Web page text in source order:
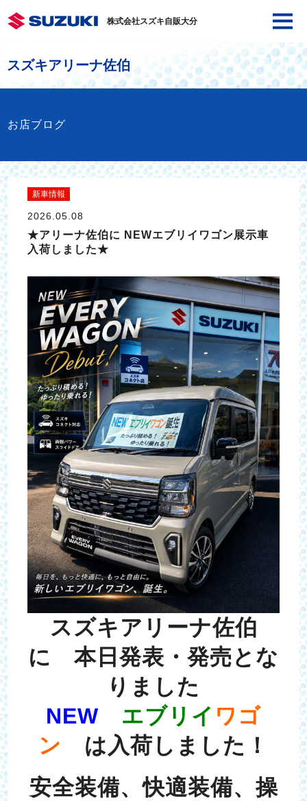
株式会社スズキ自販大分
スズキアリーナ佐伯
お店ブログ
新車情報
2026.05.08
★アリーナ佐伯に NEWエブリイワゴン展示車
入荷しました★
スズキアリーナ佐伯
に 本日発表・発売とな
りました
NEW
エブリイ ワゴ
ン は入荷しました！
安全装備、快適装備、操